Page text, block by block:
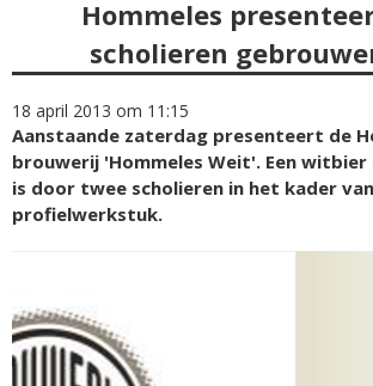
Hommeles
scholieren
18 april 2013 om 11:15
Aanstaande zaterdag presenteert de
brouwerij 'Hommeles Weit'. Een
is door twee scholieren in het kader
profielwerkstuk.